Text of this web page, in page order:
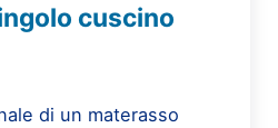
cuscino
di un materasso